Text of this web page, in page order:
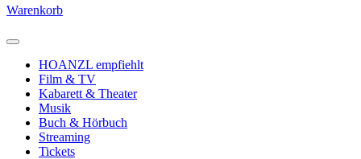
Warenkorb
HOANZL empfiehlt
Film & TV
Kabarett & Theater
Musik
Buch & Hörbuch
Streaming
Tickets